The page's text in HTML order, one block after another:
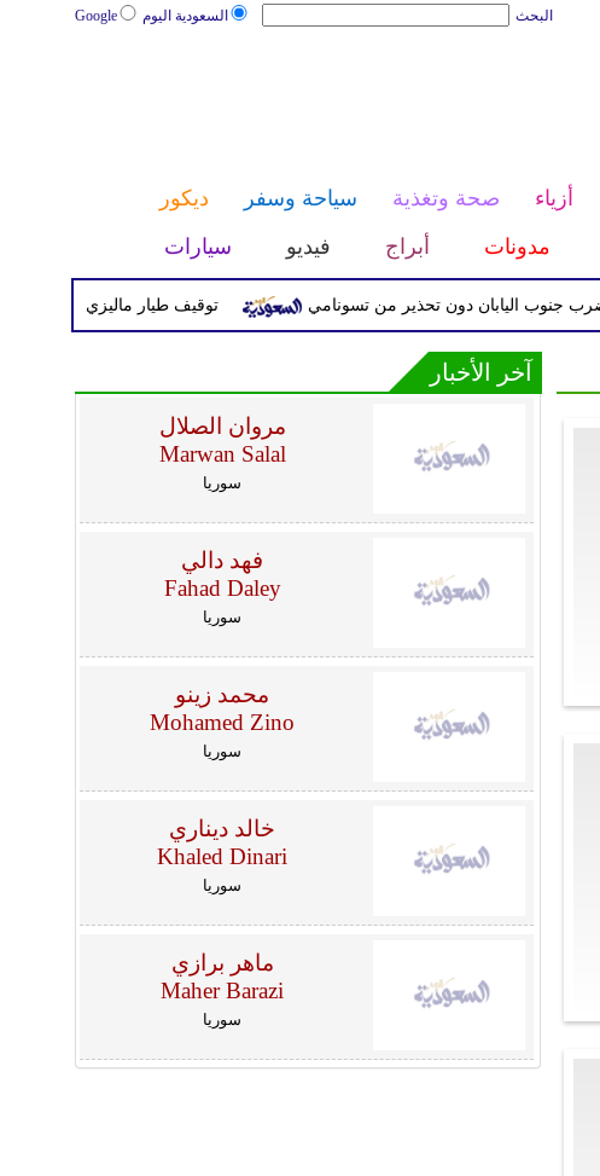
السعودية اليوم Google البحث
أزياء صحة وتغذية سياحة وسفر
ديكور
مدونات أبراج فيديو سيارات
توقيف طيار ماليزي بتهمة تهريب
آخر الأخبار
مروان الصلال
Marwan Salal
سوريا
فهد دالي
Fahad Daley
سوريا
محمد زينو
Mohamed Zino
سوريا
خالد ديناري
Khaled Dinari
سوريا
ماهر برازي
Maher Barazi
سوريا